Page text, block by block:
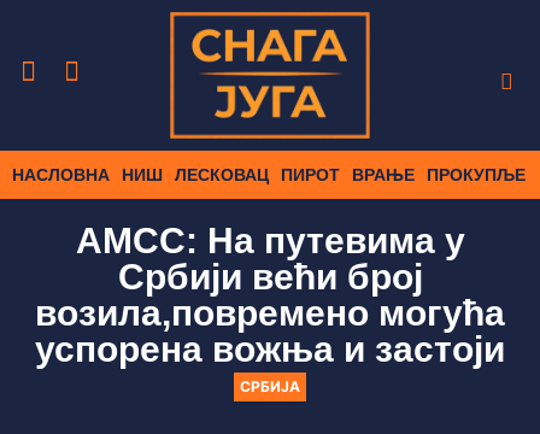
НАСЛОВНА НИШ ЛЕСКОВАЦ ПИРОТ ВРАЊЕ ПРОКУПЉЕ
АМСС: На путевима у
Србији већи број
возила,повремено могућа
успорена вожња и застоји
СРБИЈА